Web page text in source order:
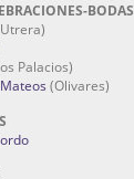
BODAS
Palacios)
(Olivares)